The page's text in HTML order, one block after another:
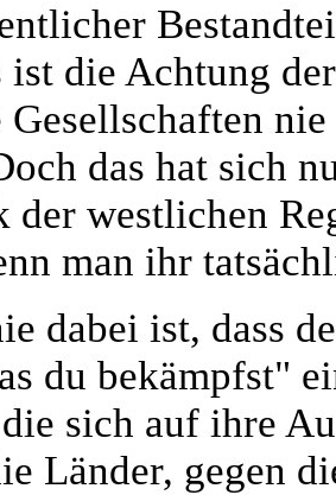
ist die Achtung
Gesellschaften
das hat sich
der westlichen
man ihr
dabei ist, dass
du bekämpfst"
sich auf ihre
Länder, gegen